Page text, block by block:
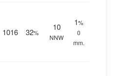
1016 32%
10
NNW
1%
0
mm.